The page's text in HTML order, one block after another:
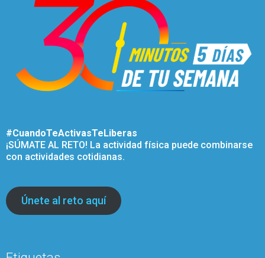
#CuandoTeActivasTeLiberas
¡SÚMATE AL RETO! La actividad física puede combinarse
con actividades cotidianas.
Únete al reto aquí